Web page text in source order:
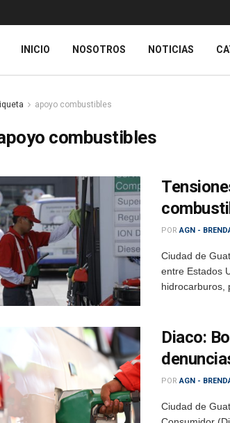
INICIO NOSOTROS NOTICIAS
apoyo combustibles
combustibles
POR AGN -
Ciudad de
entre Estados
hidrocarburos,
Diaco:
POR AGN -
Ciudad de